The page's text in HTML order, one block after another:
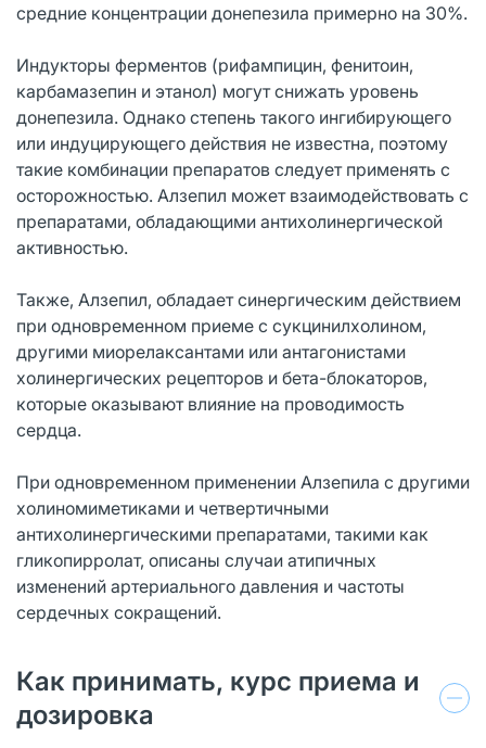
средние концентрации донепезила примерно на 30%.
Индукторы ферментов (рифампицин, фенитоин,
карбамазепин и этанол) могут снижать уровень
донепезила. Однако степень такого ингибирующего
или индуцирующего действия не известна, поэтому
такие комбинации препаратов следует применять с
осторожностью. Алзепил может взаимодействовать с
препаратами, обладающими антихолинергической
активностью.
Также, Алзепил, обладает синергическим действием
при одновременном приеме с сукцинилхолином,
другими миорелаксантами или антагонистами
холинергических рецепторов и бета-блокаторов,
которые оказывают влияние на проводимость
сердца.
При одновременном применении Алзепила с другими
холиномиметиками и четвертичными
антихолинергическими препаратами, такими как
гликопирролат, описаны случаи атипичных
изменений артериального давления и частоты
сердечных сокращений.
Как принимать, курс приема и
дозировка